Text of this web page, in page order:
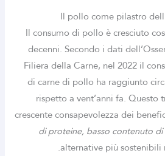
Il pollo come pilastro
Il consumo di pollo è cresciuto
decenni. Secondo i dati
Filiera della Carne, nel 2022 il
di carne di pollo ha raggiunto
rispetto a vent’anni fa.
crescente consapevolezza dei
di proteine, basso contenuto di
alternative più sostenibili